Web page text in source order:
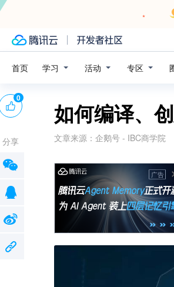
首页 学习 活动 专区
如何编译、
文章来源： 企鹅号 - IBC商学院
广告
0
分享